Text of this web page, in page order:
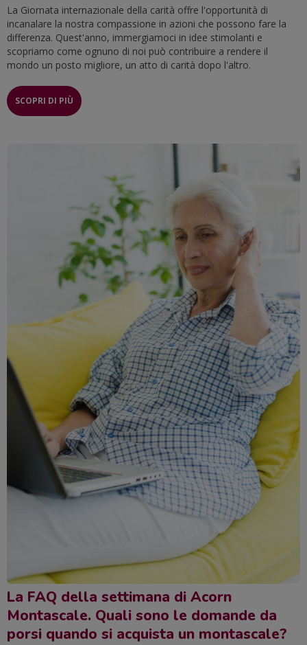
La Giornata internazionale della carità offre l'opportunità di
incanalare la nostra compassione in azioni che possono fare la
differenza. Quest'anno, immergiamoci in idee stimolanti e
scopriamo come ognuno di noi può contribuire a rendere il
mondo un posto migliore, un atto di carità dopo l'altro.
SCOPRI DI PIÙ
La FAQ della settimana di Acorn
Montascale. Quali sono le domande da
porsi quando si acquista un montascale?